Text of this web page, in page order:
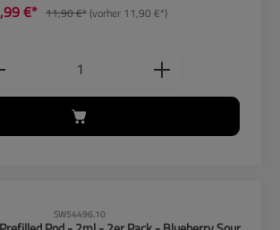
€* 11,90 €*(vorher 11,90 €*)
Anzahl: Gib den
SW54496.10